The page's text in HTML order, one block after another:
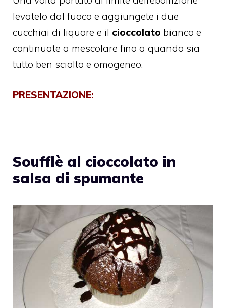
levatelo dal fuoco e aggiungete i due
cucchiai di liquore e il cioccolato bianco e
continuate a mescolare fino a quando sia
tutto ben sciolto e omogeneo.
PRESENTAZIONE:
Soufflè al cioccolato in
salsa di spumante